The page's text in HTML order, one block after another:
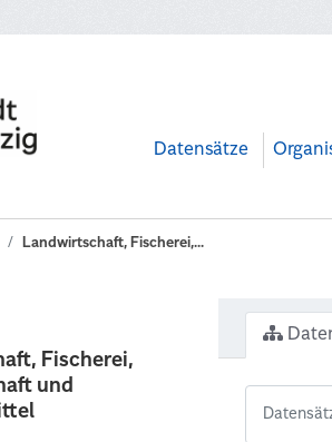
Datensätze
Landwirtschaft, Fischerei,...
Fischerei,
und